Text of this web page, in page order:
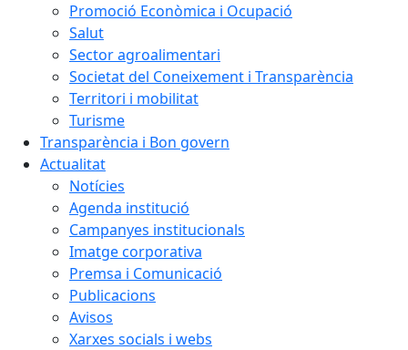
Promoció Econòmica i Ocupació
Salut
Sector agroalimentari
Societat del Coneixement i Transparència
Territori i mobilitat
Turisme
Transparència i Bon govern
Actualitat
Notícies
Agenda institució
Campanyes institucionals
Imatge corporativa
Premsa i Comunicació
Publicacions
Avisos
Xarxes socials i webs